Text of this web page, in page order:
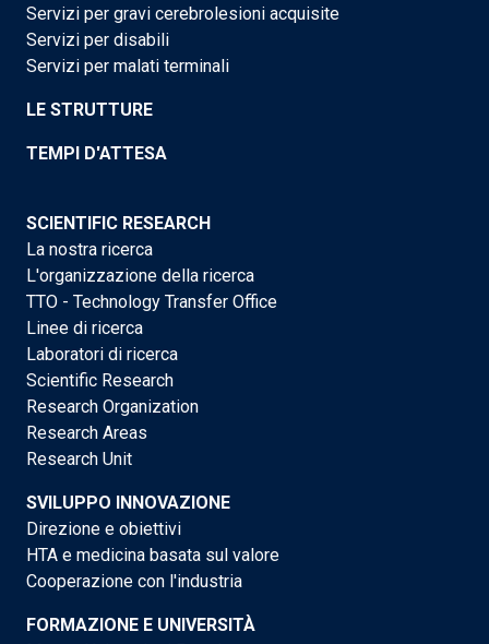
Servizi per gravi cerebrolesioni acquisite
Servizi per disabili
Servizi per malati terminali
LE STRUTTURE
TEMPI D'ATTESA
SCIENTIFIC RESEARCH
La nostra ricerca
L'organizzazione della ricerca
TTO - Technology Transfer Office
Linee di ricerca
Laboratori di ricerca
Scientific Research
Research Organization
Research Areas
Research Unit
SVILUPPO INNOVAZIONE
Direzione e obiettivi
HTA e medicina basata sul valore
Cooperazione con l'industria
FORMAZIONE E UNIVERSITÀ